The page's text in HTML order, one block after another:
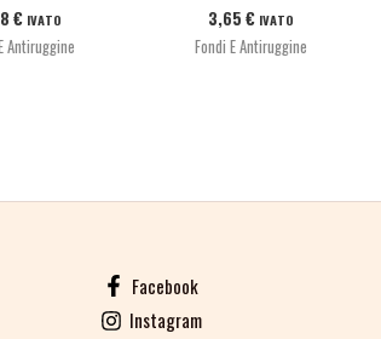
€ IVATO
Antiruggine
3,65€ IVATO
Fondi E Antiruggine
Facebook
Instagram